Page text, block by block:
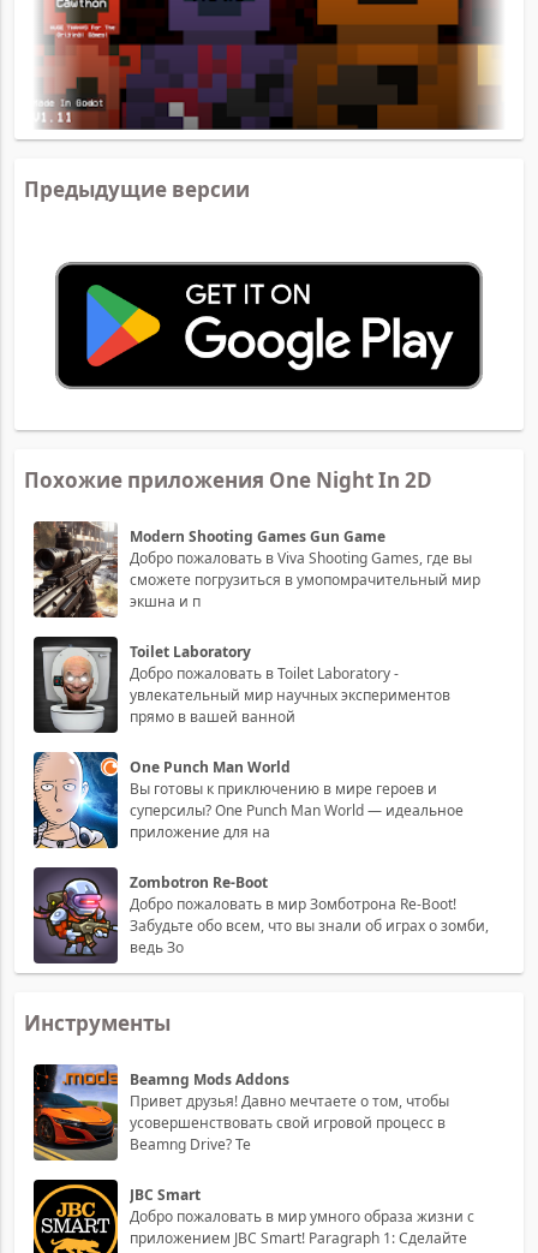
Предыдущие версии
Похожие приложения One Night In 2D
Modern Shooting Games Gun Game
Добро пожаловать в Viva Shooting Games, где вы
сможете погрузиться в умопомрачительный мир
экшна и п
Toilet Laboratory
Добро пожаловать в Toilet Laboratory -
увлекательный мир научных экспериментов
прямо в вашей ванной
One Punch Man World
Вы готовы к приключению в мире героев и
суперсилы? One Punch Man World — идеальное
приложение для на
Zombotron Re-Boot
Добро пожаловать в мир Зомботрона Re-Boot!
Забудьте обо всем, что вы знали об играх о зомби,
ведь Зо
Инструменты
Beamng Mods Addons
Привет друзья! Давно мечтаете о том, чтобы
усовершенствовать свой игровой процесс в
Beamng Drive? Те
JBC Smart
Добро пожаловать в мир умного образа жизни с
приложением JBC Smart! Paragraph 1: Сделайте